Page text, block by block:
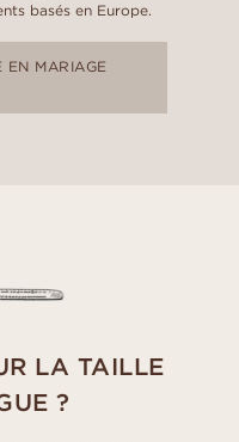
basés en Europe.
EN MARIAGE
LA TAILLE
?